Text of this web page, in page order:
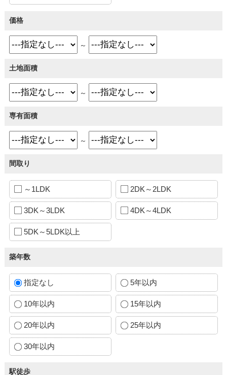
価格
～
土地面積
～
専有面積
～
間取り
～1LDK 2DK～2LDK
3DK～3LDK 4DK～4LDK
5DK～5LDK以上
築年数
指定なし 5年以内
10年以内 15年以内
20年以内 25年以内
30年以内
駅徒歩